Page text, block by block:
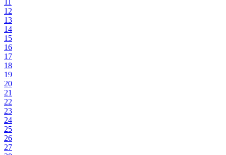
12
13
14
15
16
17
18
19
20
21
22
23
24
25
26
27